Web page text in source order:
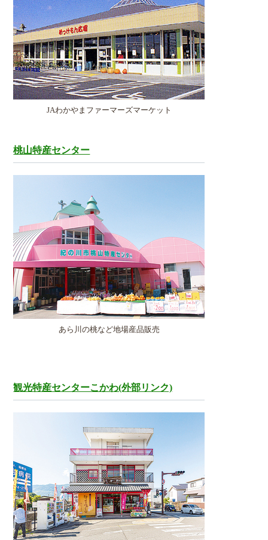
JAわかやまファーマーズマーケット
桃山特産センター
あら川の桃など地場産品販売
観光特産センターこかわ(外部リンク)